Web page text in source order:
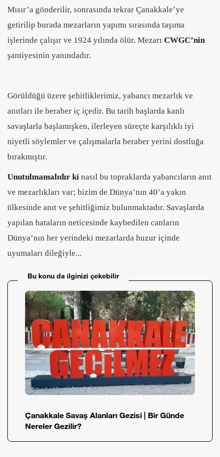
Mısır’a gönderilir, sonrasında tekrar Çanakkale’ye
getirilip burada mezarların yapımı sırasında taşıma
işlerinde çalışır ve 1924 yılında ölür. Mezarı CWGC’nin
şantiyesinin yanındadır.
Görüldüğü üzere şehitliklerimiz, yabancı mezarlık ve
anıtları ile beraber iç içedir. Bu tarih başlarda kanlı
savaşlarla başlamışken, ilerleyen süreçte karşılıklı iyi
niyetli söylemler ve çalışmalarla beraber yerini dostluğa
bırakmıştır.
Unutulmamalıdır ki nasıl bu topraklarda yabancıların anıt
ve mezarlıkları var; bizim de Dünya’nın 40’a yakın
ülkesinde anıt ve şehitliğimiz bulunmaktadır. Savaşlarda
yapılan hataların neticesinde kaybedilen canların
Dünya’nın her yerindeki mezarlarda huzur içinde
uyumaları dileğiyle...
Bu konu da ilginizi çekebilir
Çanakkale Savaş Alanları Gezisi | Bir Günde
Nereler Gezilir?